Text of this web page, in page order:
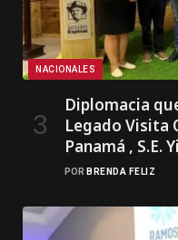
NACIONALES
Diplomacia
Legado Visita
Panamá , S.E.
POR BRENDA FELIZ